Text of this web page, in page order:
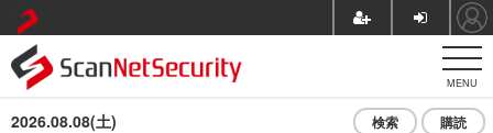
MENU
2026.08.08(土) 検索 購読